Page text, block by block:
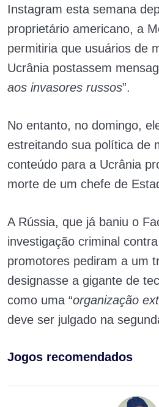
Instagram esta semana
proprietário americano, a
permitiria que usuários de
Ucrânia postassem
aos invasores russos”.
No entanto, no domingo,
estreitando sua política de
conteúdo para a Ucrânia
morte de um chefe de
A Rússia, que já baniu o
investigação criminal
promotores pediram a um
designasse a gigante de
como uma “organização
deve ser julgado na
Jogos recomendados